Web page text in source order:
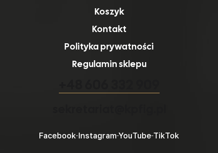
Koszyk
Kontakt
Polityka prywatności
Regulamin sklepu
Facebook Instagram YouTube TikTok